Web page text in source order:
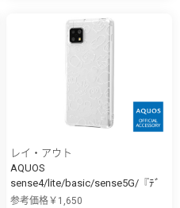
レイ・アウト
AQUOS
sense4/lite/basic/sense5G/『ﾃﾞ
ｨ...
参考価格￥1,650